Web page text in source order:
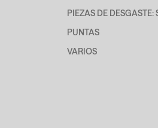
PIEZAS DE DESGASTE:
PUNTAS
VARIOS